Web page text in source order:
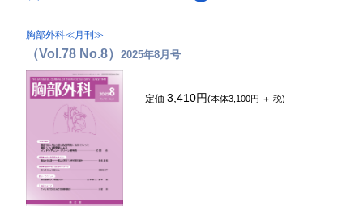
胸部外科≪月刊≫
（Vol.78 No.8）2025年8月号
定価3,410円(本体3,100円 ＋ 税)